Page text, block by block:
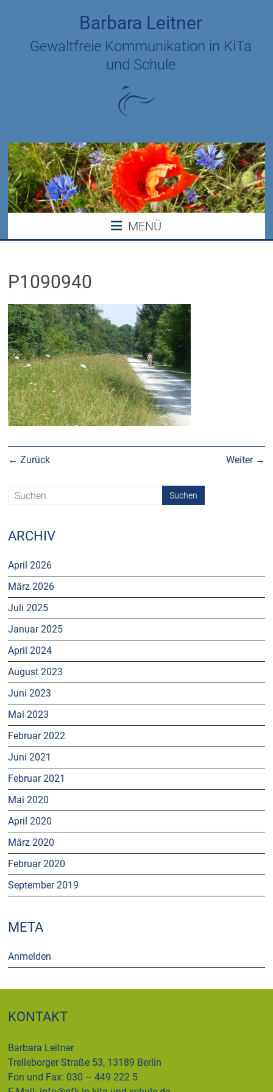
Barbara Leitner
Gewaltfreie Kommunikation in KiTa
und Schule
MENÜ
P1090940
← Zurück Weiter →
ARCHIV
April 2026
März 2026
Juli 2025
Januar 2025
April 2024
August 2023
Juni 2023
Mai 2023
Februar 2022
Juni 2021
Februar 2021
Mai 2020
April 2020
März 2020
Februar 2020
September 2019
META
Anmelden
KONTAKT
Barbara Leitner
Trelleborger Straße 53, 13189 Berlin
Fon und Fax: 030 – 449 222 5